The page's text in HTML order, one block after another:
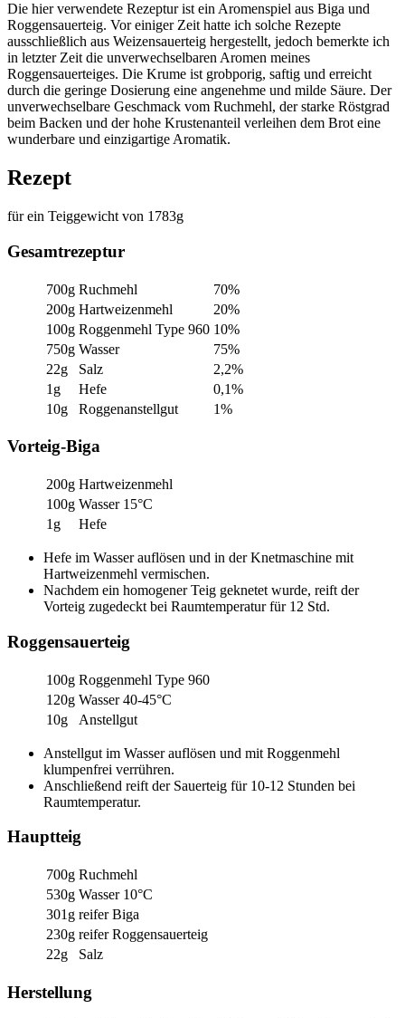
Die hier verwendete Rezeptur ist ein Aromenspiel aus Biga und
Roggensauerteig. Vor einiger Zeit hatte ich solche Rezepte
ausschließlich aus Weizensauerteig hergestellt, jedoch bemerkte ich
in letzter Zeit die unverwechselbaren Aromen meines
Roggensauerteiges. Die Krume ist grobporig, saftig und erreicht
durch die geringe Dosierung eine angenehme und milde Säure. Der
unverwechselbare Geschmack vom Ruchmehl, der starke Röstgrad
beim Backen und der hohe Krustenanteil verleihen dem Brot eine
wunderbare und einzigartige Aromatik.
Rezept
für ein Teiggewicht von 1783g
Gesamtrezeptur
700g Ruchmehl
70%
200g Hartweizenmehl
20%
100g Roggenmehl Type 960 10%
750g Wasser
75%
22g
Salz
2,2%
1g
Hefe
0,1%
10g
Roggenanstellgut 1%
Vorteig-Biga
200g Hartweizenmehl
100g Wasser 15°C
1g
Hefe
Hefe im Wasser auflösen und in der Knetmaschine mit
Hartweizenmehl vermischen.
Nachdem ein homogener Teig geknetet wurde, reift der
Vorteig zugedeckt bei Raumtemperatur für 12 Std.
Roggensauerteig
100g Roggenmehl Type 960
120g Wasser 40-45°C
10g
Anstellgut
Anstellgut im Wasser auflösen und mit Roggenmehl
klumpenfrei verrühren.
Anschließend reift der Sauerteig für 10-12 Stunden bei
Raumtemperatur.
Hauptteig
700g Ruchmehl
530g Wasser 10°C
301g reifer Biga
230g reifer Roggensauerteig
22g
Salz
Herstellung